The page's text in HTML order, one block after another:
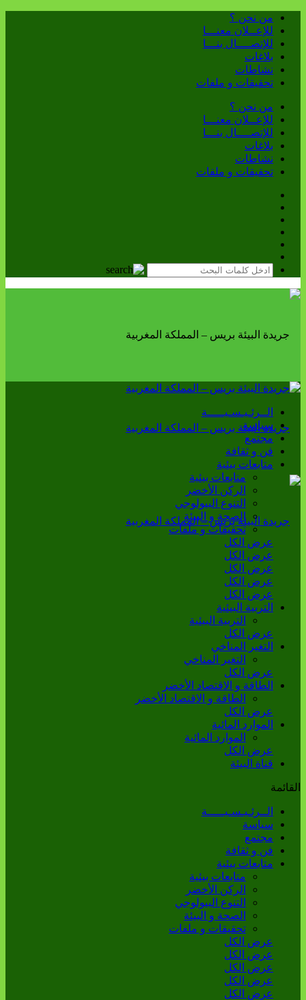
من نحن ؟
للإعــلان معنـــا
للإتصــــال بنـــا
بلاغات
نشاطات
تحقيقات و ملفات
من نحن ؟
للإعــلان معنـــا
للإتصــــال بنـــا
بلاغات
نشاطات
تحقيقات و ملفات
الــرئـيـسـيـــــة
سياسة
مجتمع
فن و ثقافة
متابعات بيئية
متابعات بيئية
الركن الأخضر
التنوع البيولوجي
الصحة و البيئة
تحقيقات و ملفات
عرض الكل
عرض الكل
عرض الكل
عرض الكل
عرض الكل
التربية البيئية
التربية البيئية
عرض الكل
التغير المناخي
التغير المناخي
عرض الكل
الطاقة و الاقتصاد الأخضر
الطاقة و الاقتصاد الأخضر
عرض الكل
الموارد المائية
الموارد المائية
عرض الكل
قناة البيئة
القائمة
الــرئـيـسـيـــــة
سياسة
مجتمع
فن و ثقافة
متابعات بيئية
متابعات بيئية
الركن الأخضر
التنوع البيولوجي
الصحة و البيئة
تحقيقات و ملفات
عرض الكل
عرض الكل
عرض الكل
عرض الكل
عرض الكل